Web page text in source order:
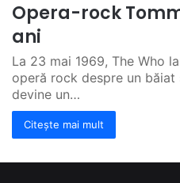
Opera-rock
ani
La 23 mai 1969, The Who
operă rock despre un
devine un…
Citește mai mult